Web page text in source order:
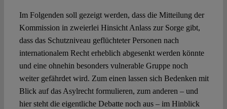
Im Folgenden soll gezeigt werden, dass die Mitteilung der
Kommission in zweierlei Hinsicht Anlass zur Sorge gibt,
dass das Schutzniveau geflüchteter Personen nach
internationalem Recht erheblich abgesenkt werden könnte
und eine ohnehin besonders vulnerable Gruppe noch
weiter gefährdet wird. Zum einen lassen sich Bedenken mit
Blick auf das Asylrecht formulieren, zum anderen – und
hier steht die eigentliche Debatte noch aus – im Hinblick